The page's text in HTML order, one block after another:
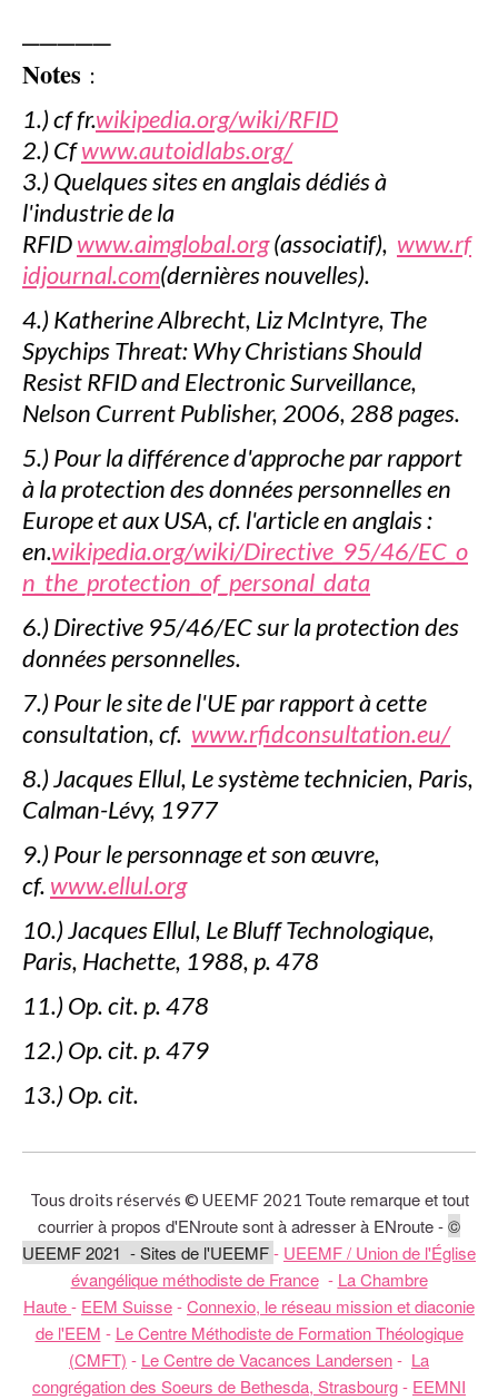
Notes :
1.) cf fr.wikipedia.org/wiki/RFID
2.) Cfwww.autoidlabs.org/
3.) Quelques sites en anglais dédiés à
l'industrie de la
RFIDwww.aimglobal.org(associatif), www.rf
idjournal.com(dernières nouvelles).
4.) Katherine Albrecht, Liz McIntyre, The
Spychips Threat: Why Christians Should
Resist RFID and Electronic Surveillance,
Nelson Current Publisher, 2006, 288 pages.
5.) Pour la différence d'approche par rapport
à la protection des données personnelles en
Europe et aux USA, cf. l'article en anglais :
en.wikipedia.org/wiki/Directive_95/46/EC_o
n_the_protection_of_personal_data
6.) Directive 95/46/EC sur la protection des
données personnelles.
7.) Pour le site de l'UE par rapport à cette
consultation, cf. www.rfidconsultation.eu/
8.) Jacques Ellul, Le système technicien, Paris,
Calman-Lévy, 1977
9.) Pour le personnage et son œuvre,
cf. www.ellul.org
10.) Jacques Ellul, Le Bluff Technologique,
Paris, Hachette, 1988, p. 478
11.) Op. cit. p. 478
12.) Op. cit. p. 479
13.) Op. cit.
Tous droits réservés © UEEMF 2021 Toute remarque et tout
courrier à propos d'ENroute sont à adresser à ENroute -©
UEEMF 2021 - Sites de l'UEEMF- UEEMF / Union de l'Église
évangélique méthodiste de France- La Chambre
Haute- EEM Suisse-Connexio, le réseau mission et diaconie
de l'EEM - Le Centre Méthodiste de Formation Théologique
(CMFT) - Le Centre de Vacances Landersen- La
congrégation des Soeurs de Bethesda, Strasbourg- EEMNI